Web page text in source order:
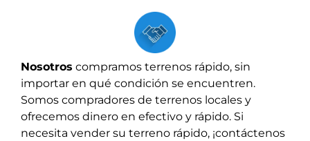
Nosotros compramos terrenos rápido, sin
importar en qué condición se encuentren.
Somos compradores de terrenos locales y
ofrecemos dinero en efectivo y rápido. Si
necesita vender su terreno rápido, ¡contáctenos